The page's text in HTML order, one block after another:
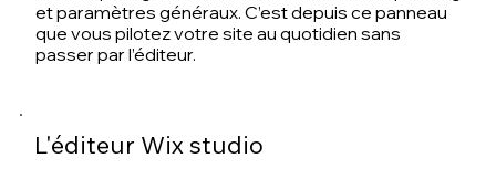
et paramètres généraux. C’est depuis ce panneau
que vous pilotez votre site au quotidien sans
passer par l’éditeur.
L'éditeur Wix studio